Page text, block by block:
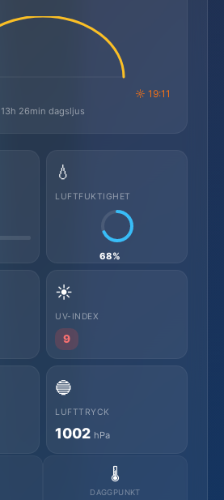
☼ 19:11
13h 26min dagsljus
💧
LUFTFUKTIGHET
68%
☀️
UV-INDEX
9
🔵
LUFTTRYCK
1002 hPa
🌡️
DAGGPUNKT